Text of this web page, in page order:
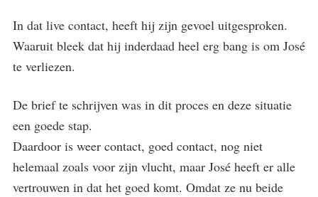
In dat live contact, heeft hij zijn gevoel uitgesproken.
Waaruit bleek dat hij inderdaad heel erg bang is om José
te verliezen.
De brief te schrijven was in dit proces en deze situatie
een goede stap.
Daardoor is weer contact, goed contact, nog niet
helemaal zoals voor zijn vlucht, maar José heeft er alle
vertrouwen in dat het goed komt. Omdat ze nu beide